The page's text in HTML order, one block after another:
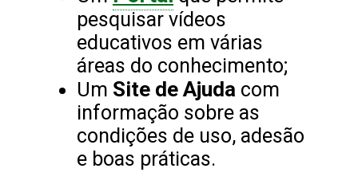
pesquisar vídeos
educativos em várias
áreas do conhecimento;
Um Site de Ajuda com
informação sobre as
condições de uso, adesão
e boas práticas.